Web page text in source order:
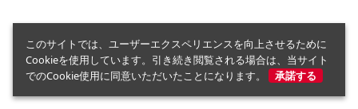
このサイトでは、ユーザーエクスペリエンスを向上させるために
Cookieを使用しています。引き続き閲覧される場合は、当サイト
でのCookie使用に同意いただいたことになります。
承諾する